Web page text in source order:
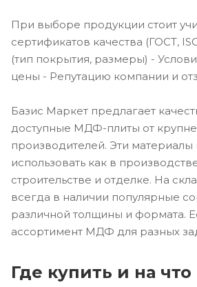
При выборе продукции стоит
сертификатов качества (ГОСТ,
(тип покрытия, размеры) -
цены - Репутацию компании и
Базис Маркет предлагает
доступные МДФ-плиты от
производителей. Эти
использовать как в
строительстве и отделке. На
всегда в наличии популярные
различной толщины и формата.
ассортимент МДФ для разных
Где купить и на